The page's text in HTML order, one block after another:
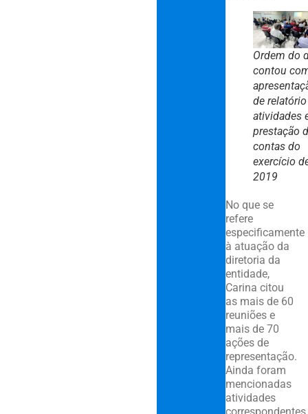
Ordem do
contou
de
atividades
prestação
contas do
exercício
2019
No que se
refere
especificamente
à atuação da
diretoria da
entidade,
Carina citou
as mais de 60
reuniões e
mais de 70
ações de
representação.
Ainda foram
mencionadas
atividades
correspondentes